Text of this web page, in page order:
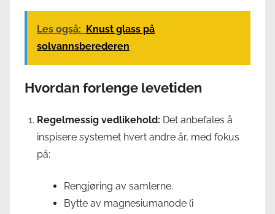
Les også: Knust glass på
solvannsberederen
Hvordan forlenge levetiden
Regelmessig vedlikehold: Det anbefales å
inspisere systemet hvert andre år, med fokus
på:
Rengjøring av samlerne.
Bytte av magnesiumanode (i